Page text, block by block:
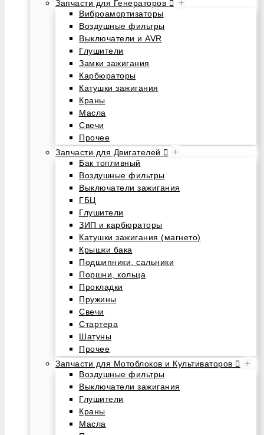
Запчасти для Генераторов
+
Виброамортизаторы
Воздушные фильтры
Выключатели и AVR
Глушители
Замки зажигания
Карбюраторы
Катушки зажигания
Краны
Масла
Свечи
Прочее
Запчасти для Двигателей
+
Бак топливный
Воздушные фильтры
Выключатели зажигания
ГБЦ
Глушители
ЗИП и карбюраторы
Катушки зажигания (магнето)
Крышки бака
Подшипники, сальники
Поршни, кольца
Прокладки
Пружины
Свечи
Стартера
Шатуны
Прочее
Запчасти для Мотоблоков и Культиваторов
+
Воздушные фильтры
Выключатели зажигания
Глушители
Краны
Масла